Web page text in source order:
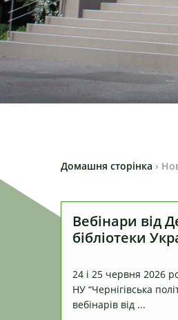
Домашня сторінка ›
Вебінари від
бібліотеки
24 і 25 червня 2026
НУ “Чернігівська
вебінарів від ...